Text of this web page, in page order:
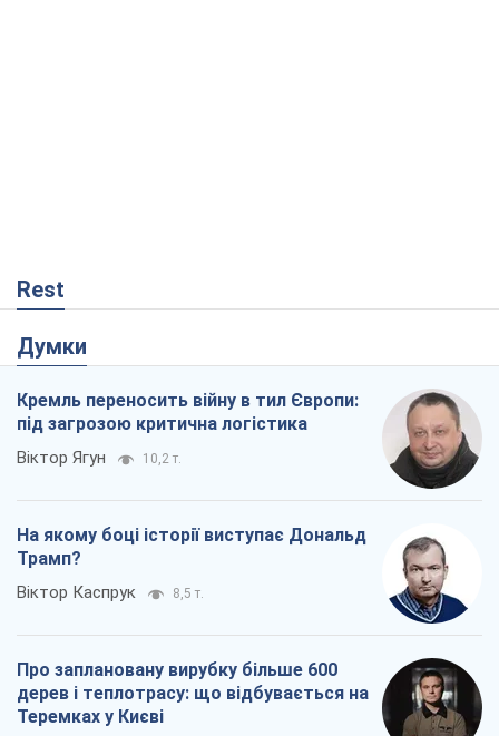
Rest
Думки
Кремль переносить війну в тил Європи:
під загрозою критична логістика
Віктор Ягун 10,2 т.
На якому боці історії виступає Дональд
Трамп?
Віктор Каспрук 8,5 т.
Про заплановану вирубку більше 600
дерев і теплотрасу: що відбувається на
Теремках у Києві